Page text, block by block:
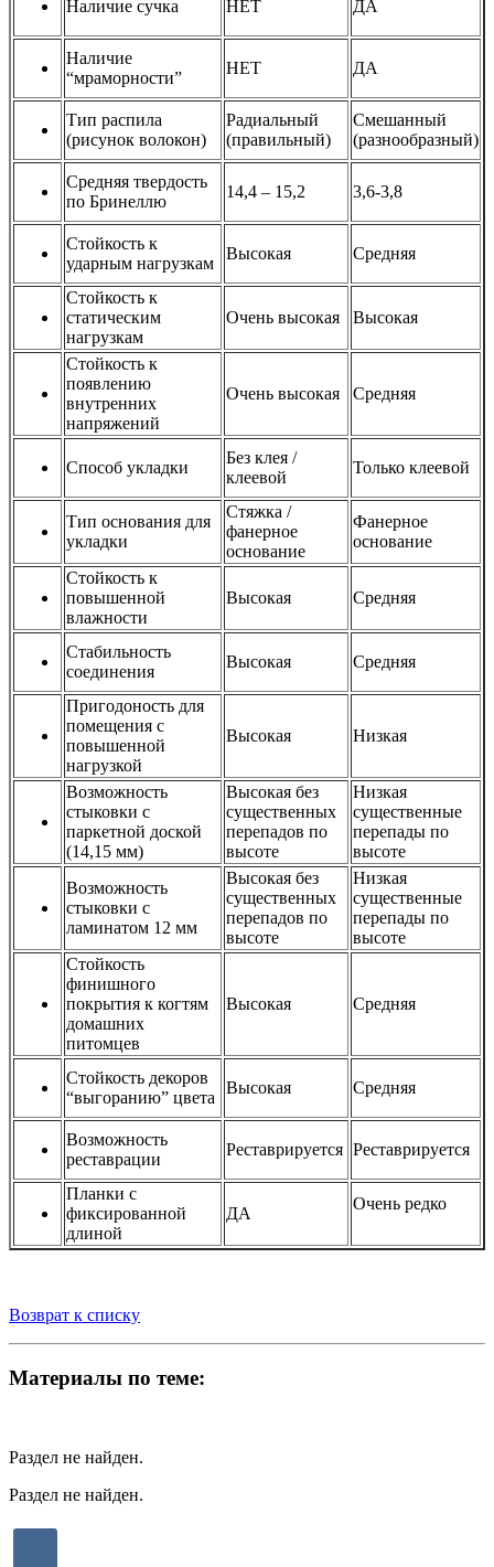
Наличие сучка НЕТ ДА
Наличие
“мраморности”
НЕТ ДА
Тип распила
(рисунок волокон)
Радиальный
(правильный)
Смешанный
(разнообразный)
Средняя твердость
по Бринеллю
14,4 – 15,2 3,6-3,8
Стойкость к
ударным нагрузкам
Высокая Средняя
Стойкость к
статическим
нагрузкам
Очень высокая Высокая
Стойкость к
появлению
внутренних
напряжений
Очень высокая Средняя
Способ укладки
Без клея /
клеевой
Только клеевой
Тип основания для
укладки
Стяжка /
фанерное
основание
Фанерное
основание
Стойкость к
повышенной
влажности
Высокая Средняя
Стабильность
соединения
Высокая Средняя
Пригодоность для
помещения с
повышенной
нагрузкой
Высокая Низкая
Возможность
стыковки с
паркетной доской
(14,15 мм)
Высокая без
существенных
перепадов по
высоте
Низкая
существенные
перепады по
высоте
Возможность
стыковки с
ламинатом 12 мм
Высокая без
существенных
перепадов по
высоте
Низкая
существенные
перепады по
высоте
Стойкость
финишного
покрытия к когтям
домашних
питомцев
Высокая Средняя
Стойкость декоров
“выгоранию” цвета
Высокая Средняя
Возможность
реставрации
Реставрируется Реставрируется
Планки с
фиксированной
длиной
ДА
Очень редко
Возврат к списку
Материалы по теме:
Раздел не найден.
Раздел не найден.